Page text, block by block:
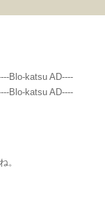
Blo-katsu AD----
Blo-katsu AD----
。